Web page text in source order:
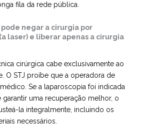
fila da rede pública.
negar a cirurgia por
laser) e liberar apenas a cirurgia
cirúrgica cabe exclusivamente ao
O STJ proíbe que a operadora de
Se a laparoscopia foi indicada
garantir uma recuperação melhor, o
la integralmente, incluindo os
necessários.